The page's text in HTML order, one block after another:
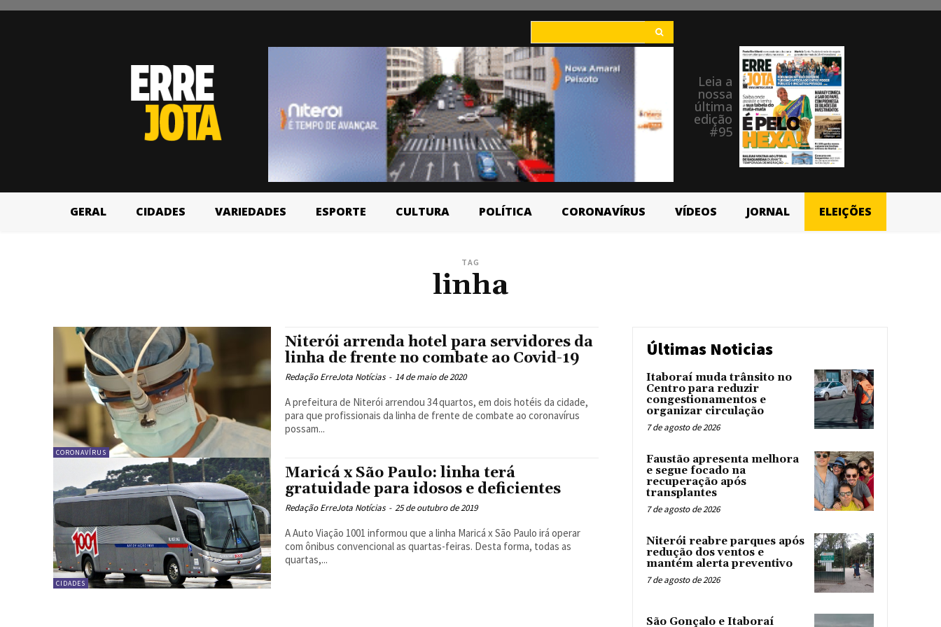
Leia a
nossa
última
edição
#95
GERAL CIDADES VARIEDADES ESPORTE CULTURA POLÍTICA CORONAVÍRUS VÍDEOS JORNAL ELEIÇÕES
TAG
linha
CORONAVÍRUS
Niterói arrenda hotel para servidores da
linha de frente no combate ao Covid-19
Redação ErreJota Notícias - 14 de maio de 2020
A prefeitura de Niterói arrendou 34 quartos, em dois hotéis da cidade,
para que profissionais da linha de frente de combate ao coronavírus
possam...
CIDADES
Maricá x São Paulo: linha terá
gratuidade para idosos e deficientes
Redação ErreJota Notícias - 25 de outubro de 2019
A Auto Viação 1001 informou que a linha Maricá x São Paulo irá operar
com ônibus convencional as quartas-feiras. Desta forma, todas as
quartas,...
Últimas Noticias
Itaboraí muda trânsito no
Centro para reduzir
congestionamentos e
organizar circulação
7 de agosto de 2026
Faustão apresenta melhora
e segue focado na
recuperação após
transplantes
7 de agosto de 2026
Niterói reabre parques após
redução dos ventos e
mantém alerta preventivo
7 de agosto de 2026
São Gonçalo e Itaboraí